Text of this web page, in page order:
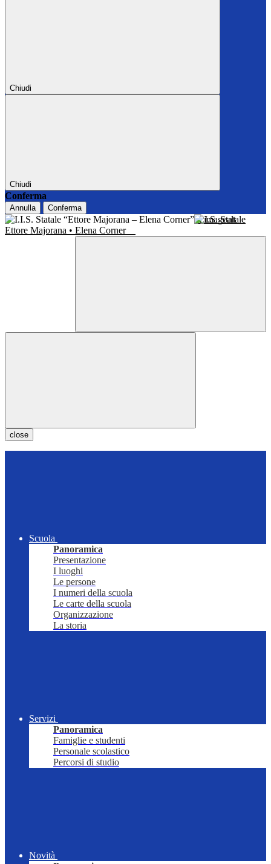
Chiudi
Chiudi
Conferma
Annulla Conferma
I.I.S. Statale
Ettore Majorana • Elena Corner
close
Scuola
Panoramica
Presentazione
I luoghi
Le persone
I numeri della scuola
Le carte della scuola
Organizzazione
La storia
Servizi
Panoramica
Famiglie e studenti
Personale scolastico
Percorsi di studio
Novità